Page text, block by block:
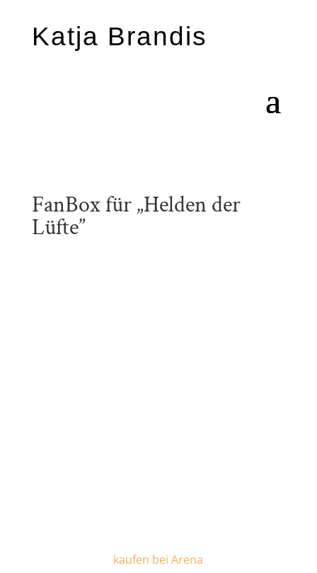
Katja Brandis
FanBox für „Helden der
Lüfte”
kaufen bei Arena